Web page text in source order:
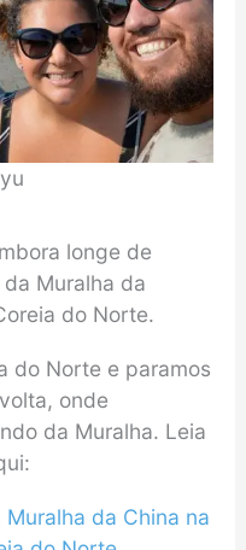
longe de
Muralha da
do Norte.
do Norte e paramos
onde
da Muralha. Leia
da China na